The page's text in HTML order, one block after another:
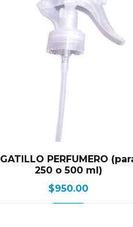
GATILLO PERFUMERO
250 o 500 ml)
$950.00